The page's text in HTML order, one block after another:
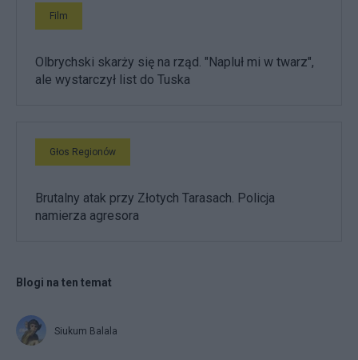
Film
Olbrychski skarży się na rząd. "Napluł mi w twarz",
ale wystarczył list do Tuska
Głos Regionów
Brutalny atak przy Złotych Tarasach. Policja
namierza agresora
Blogi na ten temat
Siukum Balala